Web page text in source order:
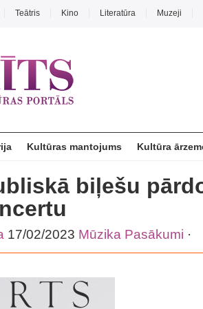
Teātris Kino Literatūra Muzeji
Kultūras mantojums Kultūra
biļešu
17/02/2023 Mūzika Pasākumi ·